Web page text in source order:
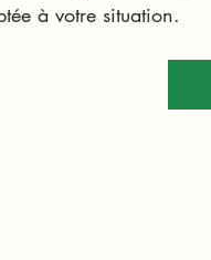
à votre situation.